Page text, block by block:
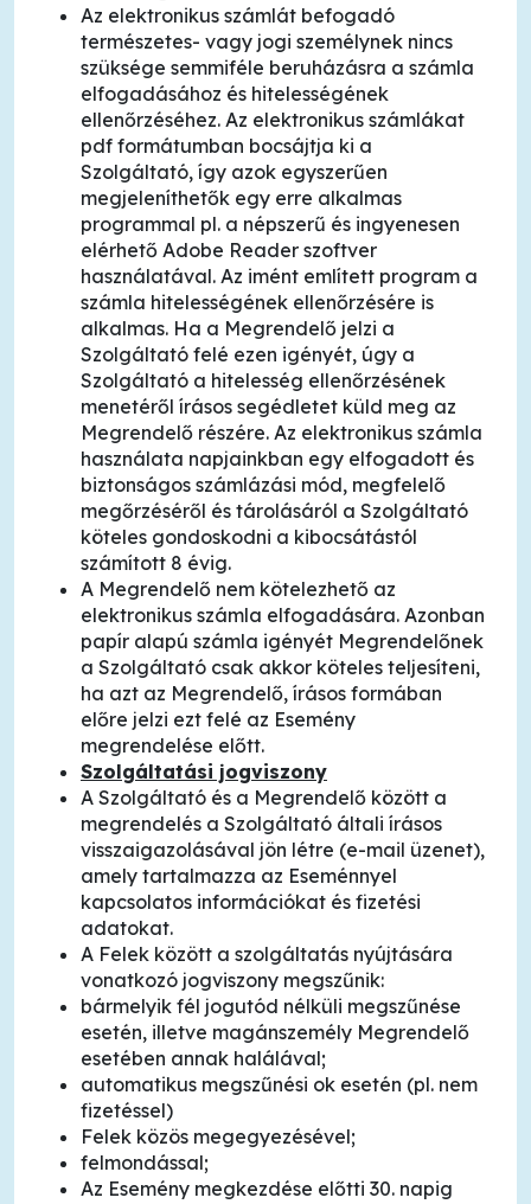
Az elektronikus számlát befogadó
természetes- vagy jogi személynek nincs
szüksége semmiféle beruházásra a számla
elfogadásához és hitelességének
ellenőrzéséhez. Az elektronikus számlákat
pdf formátumban bocsájtja ki a
Szolgáltató, így azok egyszerűen
megjeleníthetők egy erre alkalmas
programmal pl. a népszerű és ingyenesen
elérhető Adobe Reader szoftver
használatával. Az imént említett program a
számla hitelességének ellenőrzésére is
alkalmas. Ha a Megrendelő jelzi a
Szolgáltató felé ezen igényét, úgy a
Szolgáltató a hitelesség ellenőrzésének
menetéről írásos segédletet küld meg az
Megrendelő részére. Az elektronikus számla
használata napjainkban egy elfogadott és
biztonságos számlázási mód, megfelelő
megőrzéséről és tárolásáról a Szolgáltató
köteles gondoskodni a kibocsátástól
számított 8 évig.
A Megrendelő nem kötelezhető az
elektronikus számla elfogadására. Azonban
papír alapú számla igényét Megrendelőnek
a Szolgáltató csak akkor köteles teljesíteni,
ha azt az Megrendelő, írásos formában
előre jelzi ezt felé az Esemény
megrendelése előtt.
Szolgáltatási jogviszony
A Szolgáltató és a Megrendelő között a
megrendelés a Szolgáltató általi írásos
visszaigazolásával jön létre (e-mail üzenet),
amely tartalmazza az Eseménnyel
kapcsolatos információkat és fizetési
adatokat.
A Felek között a szolgáltatás nyújtására
vonatkozó jogviszony megszűnik:
bármelyik fél jogutód nélküli megszűnése
esetén, illetve magánszemély Megrendelő
esetében annak halálával;
automatikus megszűnési ok esetén (pl. nem
fizetéssel)
Felek közös megegyezésével;
felmondással;
Az Esemény megkezdése előtti 30. napig